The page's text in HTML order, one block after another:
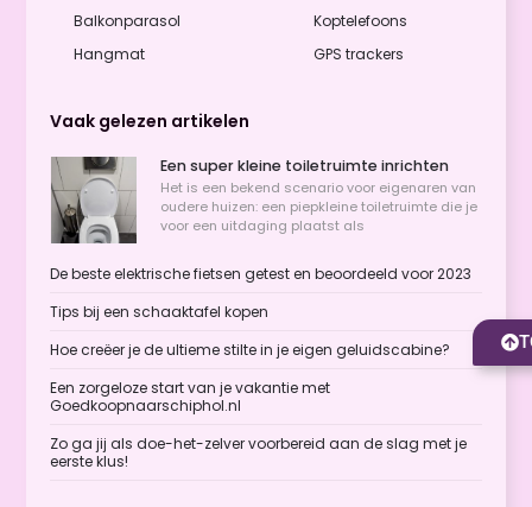
Balkonparasol
Hangmat
Koptelefoons
GPS trackers
Vaak gelezen artikelen
Een super kleine toiletruimte inrichten
Het is een bekend scenario voor eigenaren van
oudere huizen: een piepkleine toiletruimte die je
voor een uitdaging plaatst als
De beste elektrische fietsen getest en beoordeeld voor 2023
Tips bij een schaaktafel kopen
Hoe creëer je de ultieme stilte in je eigen geluidscabine?
Een zorgeloze start van je vakantie met
Goedkoopnaarschiphol.nl
Zo ga jij als doe-het-zelver voorbereid aan de slag met je
eerste klus!